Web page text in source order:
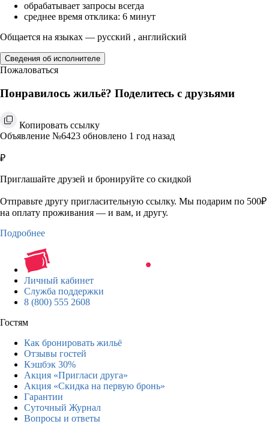
обрабатывает запросы всегда
среднее время отклика: 6 минут
Общается на языках — русский , английский
Сведения об исполнителе
Пожаловаться
Понравилось жильё? Поделитесь с друзьями
Копировать ссылку
Объявление №6423 обновлено 1 год назад
₽
Приглашайте друзей и бронируйте со скидкой
Отправьте другу пригласительную ссылку. Мы подарим по 500₽
на оплату проживания — и вам, и другу.
Подробнее
Личный кабинет
Служба поддержки
8 (800) 555 2608
Гостям
Как бронировать жильё
Отзывы гостей
Кэшбэк 30%
Акция «Пригласи друга»
Акция «Скидка на первую бронь»
Гарантии
Суточный Журнал
Вопросы и ответы